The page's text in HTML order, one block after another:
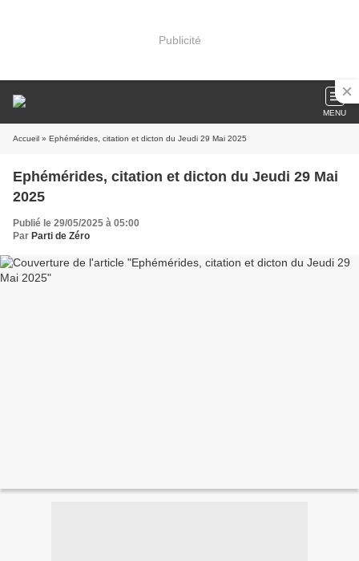
Publicité
MENU
Accueil » Ephémérides, citation et dicton du Jeudi 29 Mai 2025
Ephémérides, citation et dicton du Jeudi 29 Mai
2025
Publié le 29/05/2025 à 05:00
Par Parti de Zéro